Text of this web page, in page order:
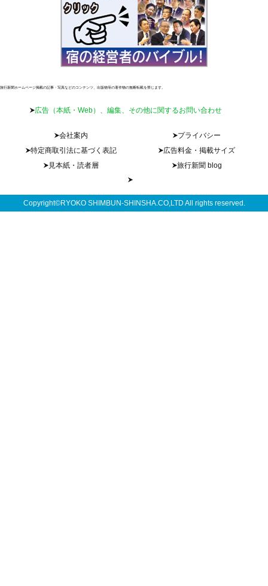
旅行新聞ホームページ掲載の記事・写真などのコンテンツ、出版物等の著作物の無断転載を禁じます。
広告（本紙・Web）、編集、その他に関するお問い合わせ
会社案内
プライバシー
特定商取引法に基づく表記
広告料金・掲載サイズ
見本紙・読者層
旅行新聞 blog
Copyright©RYOKO SHIMBUN-SHINSHA.CO,LTD All rights reserved.